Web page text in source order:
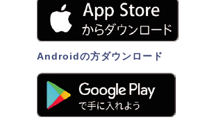
Androidの方ダウンロード